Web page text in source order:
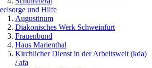
und Hilfe
Augustinum
Diakonisches Werk Schweinfurt
Frauenbund
Haus Marienthal
Kirchlicher Dienst in der Arbeitswelt (kda)
/ afa